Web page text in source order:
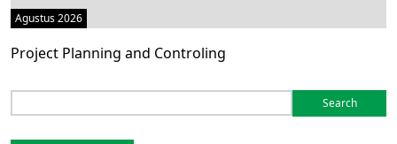
Agustus 2026
Project Planning and Controling
for: